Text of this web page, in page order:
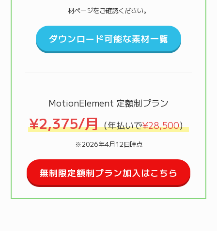
材ページをご確認ください。
ダウンロード可能な素材一覧
MotionElement 定額制プラン
¥2,375/月（年払いで¥28,500）
※2026年4月12日時点
無制限定額制プラン加入はこちら